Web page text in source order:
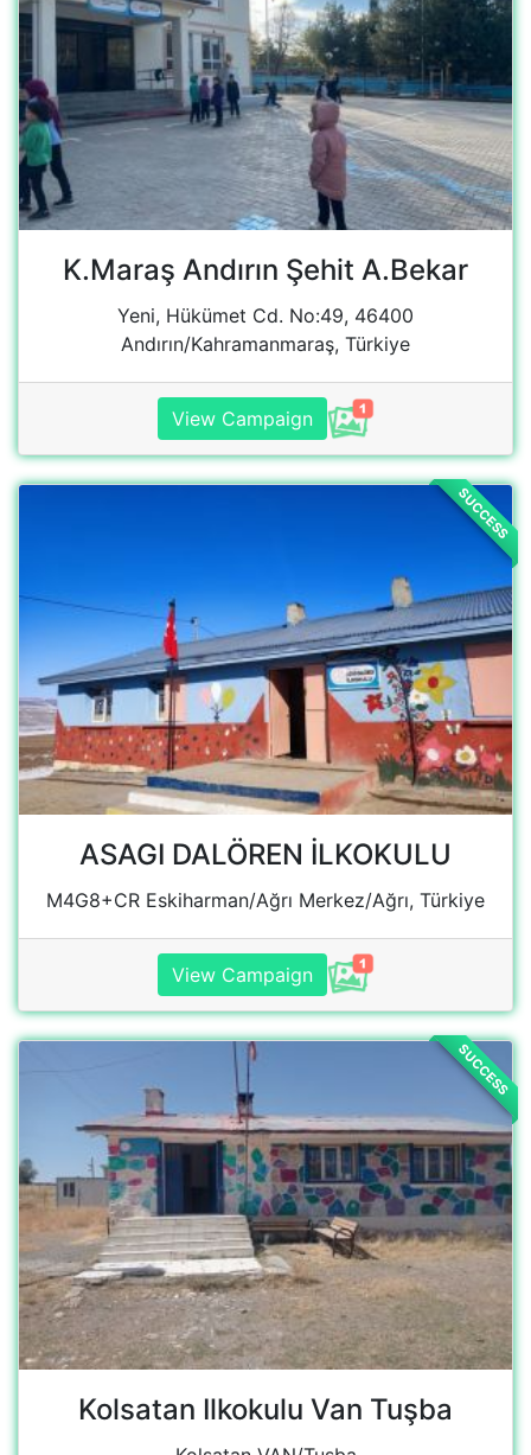
View Campaign
SUCCESS
ASAGI DALÖREN İLKOKULU
M4G8+CR Eskiharman/Ağrı Merkez/Ağrı, Türkiye
View Campaign
SUCCESS
Kolsatan Ilkokulu Van Tuşba
Kolsatan VAN/Tusba
View school
SUCCESS